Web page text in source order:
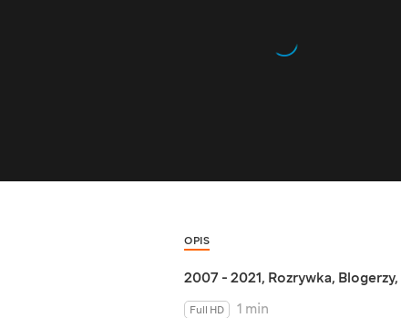
OPIS
2007 - 2021, Rozrywka, Blogerzy,
Full HD
1 min